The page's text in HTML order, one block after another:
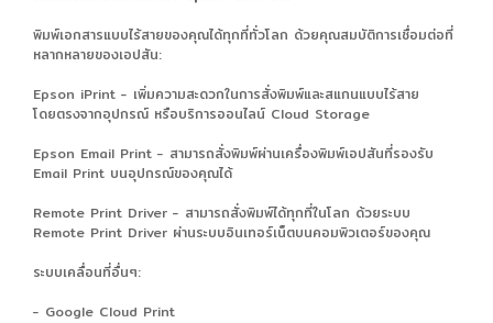
พิมพ์เอกสารแบบไร้สายของคุณได้ทุกที่ทั่วโลก ด้วยคุณสมบัติการเชื่อมต่อที่
หลากหลายของเอปสัน:
Epson iPrint - เพิ่มความสะดวกในการสั่งพิมพ์และสแกนแบบไร้สาย
โดยตรงจากอุปกรณ์ หรือบริการออนไลน์ Cloud Storage
Epson Email Print - สามารถสั่งพิมพ์ผ่านเครื่องพิมพ์เอปสันที่รองรับ
Email Print บนอุปกรณ์ของคุณได้
Remote Print Driver - สามารถสั่งพิมพ์ได้ทุกที่ในโลก ด้วยระบบ
Remote Print Driver ผ่านระบบอินเทอร์เน็ตบนคอมพิวเตอร์ของคุณ
ระบบเคลื่อนที่อื่นๆ:
- Google Cloud Print